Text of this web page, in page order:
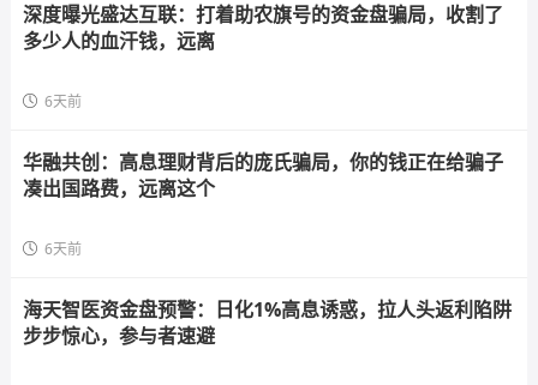
深度曝光盛达互联：打着助农旗号的资金盘骗局，收割了
多少人的血汗钱，远离
6天前
华融共创：高息理财背后的庞氏骗局，你的钱正在给骗子
凑出国路费，远离这个
6天前
海天智医资金盘预警：日化1%高息诱惑，拉人头返利陷阱
步步惊心，参与者速避